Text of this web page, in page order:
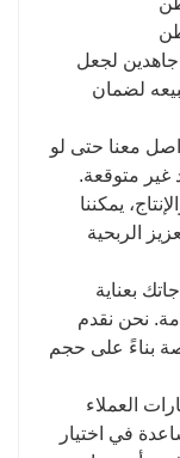
جاهدين لجعل
لضمان
معنا حتى لو
غير متوقعة.
يمكننا
الربحية
بعناية
نحن نقدم
بناءً على حجم
العملاء
في اختيار